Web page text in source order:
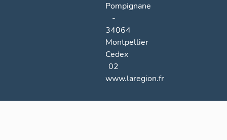
Pompignane
-
34064
Montpellier
Cedex
02
www.laregion.fr